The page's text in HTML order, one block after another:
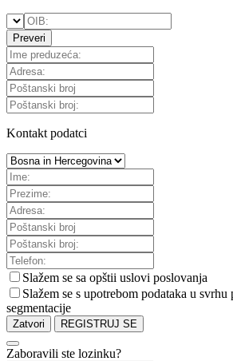
Preveri
Kontakt podatci
Slažem se sa opštii uslovi poslovanja
Slažem se s upotrebom podataka u
segmentacije
Zatvori REGISTRUJ SE
Zaboravili ste lozinku?